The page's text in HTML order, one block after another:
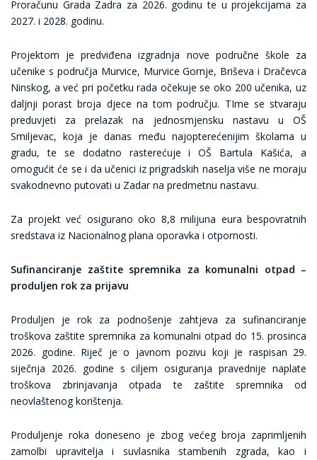
Proračunu Grada Zadra za 2026. godinu te u projekcijama za
2027. i 2028. godinu.
Projektom je predviđena izgradnja nove područne škole za
učenike s područja Murvice, Murvice Gornje, Briševa i Dračevca
Ninskog, a već pri početku rada očekuje se oko 200 učenika, uz
daljnji porast broja djece na tom području. TIme se stvaraju
preduvjeti za prelazak na jednosmjensku nastavu u OŠ
Smiljevac, koja je danas među najopterećenijim školama u
gradu, te se dodatno rasterećuje i OŠ Bartula Kašića, a
omogućit će se i da učenici iz prigradskih naselja više ne moraju
svakodnevno putovati u Zadar na predmetnu nastavu.
Za projekt već osigurano oko 8,8 milijuna eura bespovratnih
sredstava iz Nacionalnog plana oporavka i otpornosti.
Sufinanciranje zaštite spremnika za komunalni otpad –
produljen rok za prijavu
Produljen je rok za podnošenje zahtjeva za sufinanciranje
troškova zaštite spremnika za komunalni otpad do 15. prosinca
2026. godine. Riječ je o javnom pozivu koji je raspisan 29.
siječnja 2026. godine s ciljem osiguranja pravednije naplate
troškova zbrinjavanja otpada te zaštite spremnika od
neovlaštenog korištenja.
Produljenje roka doneseno je zbog većeg broja zaprimljenih
zamolbi upravitelja i suvlasnika stambenih zgrada, kao i